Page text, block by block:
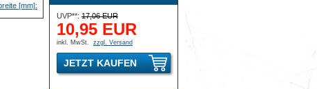
UVP**: 17,06 EUR
10,95 EUR
inkl. MwSt. zzgl. Versand
JETZT KAUFEN